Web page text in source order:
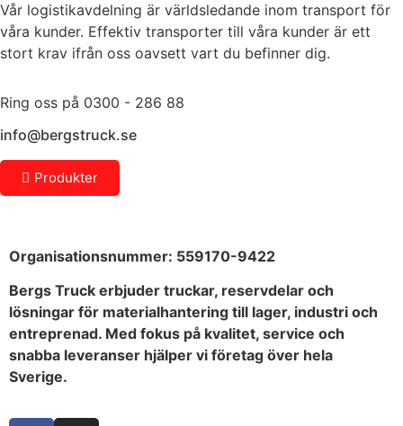
Vår logistikavdelning är världsledande inom transport för
våra kunder. Effektiv transporter till våra kunder är ett
stort krav ifrån oss oavsett vart du befinner dig.
Ring oss på 0300 - 286 88
info@bergstruck.se
Produkter
Organisationsnummer: 559170-9422
Bergs Truck erbjuder truckar, reservdelar och
lösningar för materialhantering till lager, industri och
entreprenad. Med fokus på kvalitet, service och
snabba leveranser hjälper vi företag över hela
Sverige.